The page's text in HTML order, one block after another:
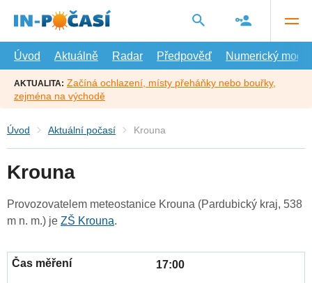
hlavní
Úvod
Aktuálně Radar Předpověď Numerický model
AKTUALITA: Začíná ochlazení, místy přeháňky nebo bouřky,
zejména na východě
Úvod Aktuální počasí Krouna
Krouna
Provozovatelem meteostanice Krouna (Pardubický kraj, 538
m n. m.) je ZŠ Krouna.
17:00